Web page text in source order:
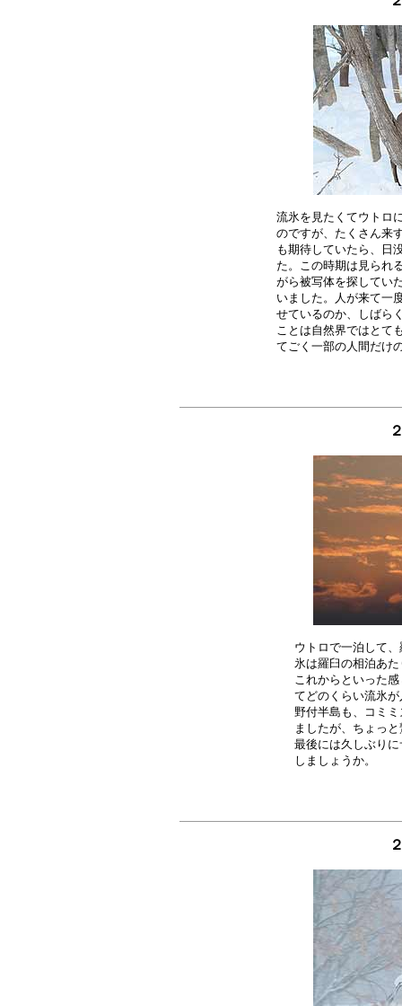
流氷を見たくてウトロ
のですが、たくさん来
も期待していたら、日
た。この時期は見られ
がら被写体を探してい
いました。人が来て一
せているのか、しばら
ことは自然界ではとて
ウトロで一泊して
氷は羅臼の相泊あ
これからといった
てどのくらい流氷
野付半島も、コミ
ましたが、ちょっ
最後には久しぶり